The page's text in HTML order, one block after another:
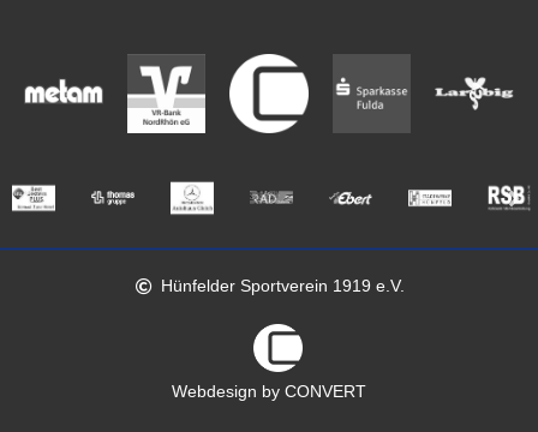
Hünfelder Sportverein 1919 e.V.
Webdesign by CONVERT